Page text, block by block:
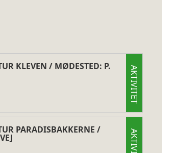
KLEVEN / MØDESTED: P. AKTIVITET
PARADISBAKKERNE /